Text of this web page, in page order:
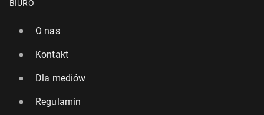
BIURO
O nas
Kontakt
Dla mediów
Regulamin